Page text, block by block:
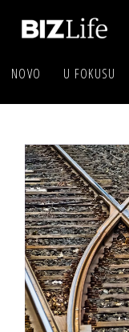
NOVO U FOKUSU